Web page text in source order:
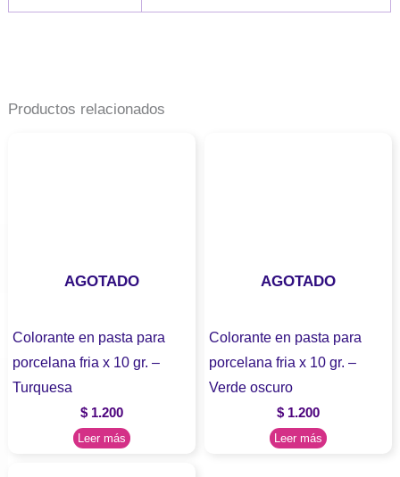
Productos relacionados
AGOTADO
Colorante en pasta para
porcelana fria x 10 gr. –
Turquesa
$ 1.200
Leer más
AGOTADO
Colorante en pasta para
porcelana fria x 10 gr. –
Verde oscuro
$1.200
Leer más